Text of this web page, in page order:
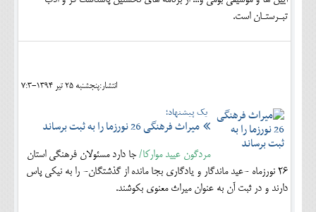
تبـرستـان است.
انتشار:پنجشنبه 25 تير 1394-7:3
یک پیشنهاد؛
میراث فرهنگی 26 نورزما را به ثبت برساند
مردگون عیید موارکا/جا دارد مسئولان فرهنگی استان
26 نورزماه -عید ماندگار و یادگاری بجا مانده از گذشتگان- را به نیکی پاس
دارند و در ثبت آن به عنوان میراث معنوی بکوشند.